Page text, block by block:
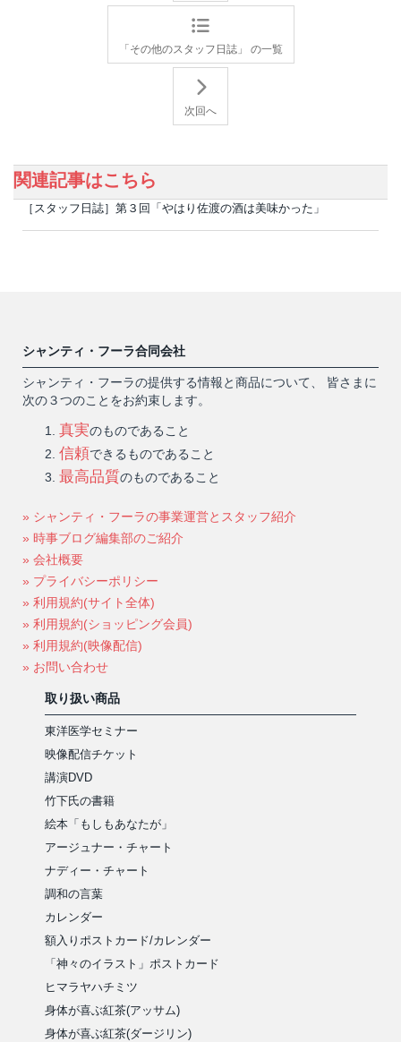
「その他のスタッフ日誌」 の一覧
次回へ
関連記事はこちら
［スタッフ日誌］第３回「やはり佐渡の酒は美味かった」
シャンティ・フーラ合同会社
シャンティ・フーラの提供する情報と商品について、 皆さまに
次の３つのことをお約束します。
真実のものであること
信頼できるものであること
最高品質のものであること
» シャンティ・フーラの事業運営とスタッフ紹介
» 時事ブログ編集部のご紹介
» 会社概要
» プライバシーポリシー
» 利用規約(サイト全体)
» 利用規約(ショッピング会員)
» 利用規約(映像配信)
» お問い合わせ
取り扱い商品
東洋医学セミナー
映像配信チケット
講演DVD
竹下氏の書籍
絵本「もしもあなたが」
アージュナー・チャート
ナディー・チャート
調和の言葉
カレンダー
額入りポストカード/カレンダー
「神々のイラスト」ポストカード
ヒマラヤハチミツ
身体が喜ぶ紅茶(アッサム)
身体が喜ぶ紅茶(ダージリン)